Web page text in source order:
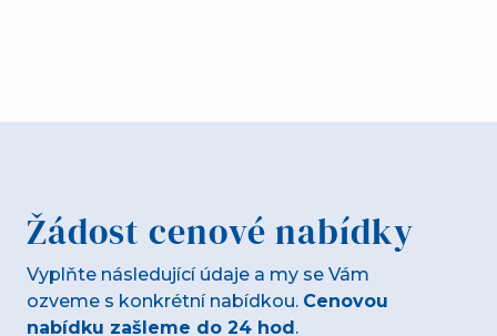
Žádost cenové nabídky
Vyplňte následující údaje a my se Vám
ozveme s konkrétní nabídkou. Cenovou
nabídku zašleme do 24 hod .